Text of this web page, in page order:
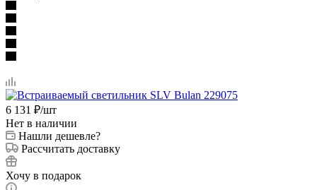
6 131 ₽/шт
Нет в наличии
Нашли дешевле?
Рассчитать доставку
Хочу в подарок